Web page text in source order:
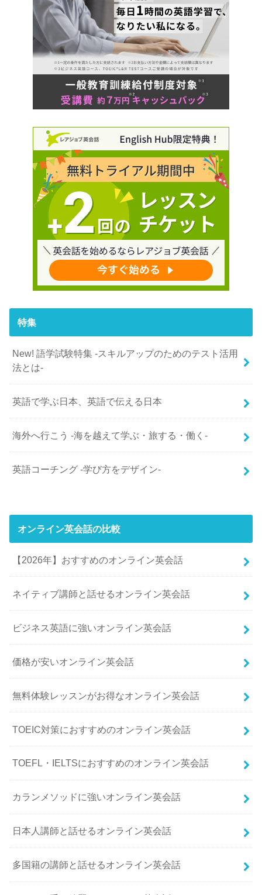
特集
New! 語学試験特集 -スキルアップのためのテスト活用
法とは-
英語で学ぶ日本、英語で伝える日本
海外へ行こう -海を越えて学ぶ・旅する・働く-
英語コーチング -学び方をデザイン-
オンライン英会話の比較
【2026年】おすすめのオンライン英会話
ネイティブ講師と話せるオンライン英会話
ビジネス英語に強いオンライン英会話
価格が安いオンライン英会話
無料体験レッスンがお得なオンライン英会話
TOEIC対策におすすめのオンライン英会話
TOEFL・IELTSにおすすめのオンライン英会話
カランメソッドに強いオンライン英会話
日本人講師と話せるオンライン英会話
多国籍の講師と話せるオンライン英会話